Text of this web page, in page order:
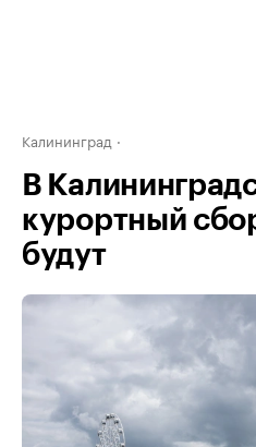
Калининград
В
курортный
будут